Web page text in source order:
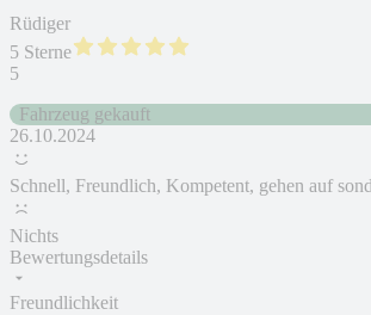
Rüdiger
5 Sterne
5
Fahrzeug gekauft
26.10.2024
Schnell, Freundlich, Kompetent, gehen auf
Nichts
Bewertungsdetails
Freundlichkeit